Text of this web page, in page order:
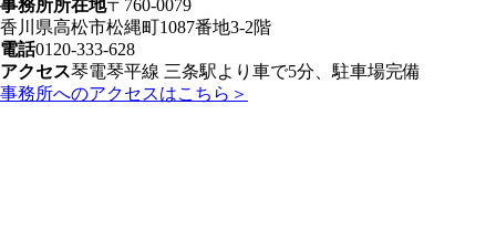
事務所所在地〒760-0079
香川県高松市松縄町1087番地3-2階
電話0120-333-628
アクセス琴電琴平線 三条駅より車で5分、駐車場完備
事務所へのアクセスはこちら＞